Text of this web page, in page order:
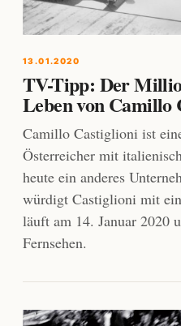
13.01.2020
TV-Tipp: Der
Leben von Camillo
Camillo Castiglioni ist
Österreicher mit
heute ein anderes
würdigt Castiglioni mit
läuft am 14. Januar 2020
Fernsehen.